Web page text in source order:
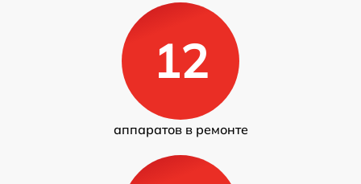
12
аппаратов в ремонте